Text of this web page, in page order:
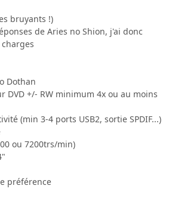
bruyants !)
de Aries no Shion, j'ai donc
Dothan
DVD +/- RW minimum 4x ou au moins
(min 3-4 ports USB2, sortie SPDIF...)
ou 7200trs/min)
préférence